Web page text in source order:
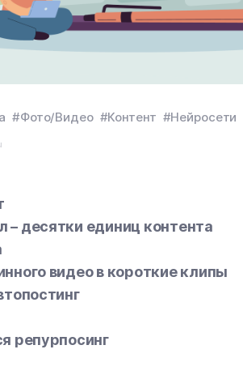
#Фото/Видео #Контент #Нейросети
десятки единиц контента
видео в короткие клипы
репурпосинг